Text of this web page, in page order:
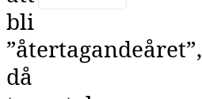
bli
”återtagandeåret”,
då